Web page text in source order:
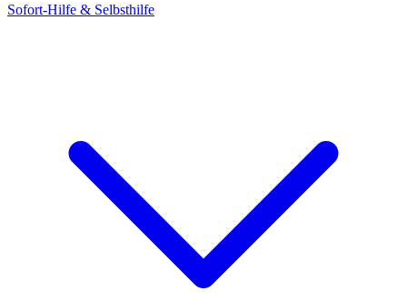
Sofort-Hilfe & Selbsthilfe